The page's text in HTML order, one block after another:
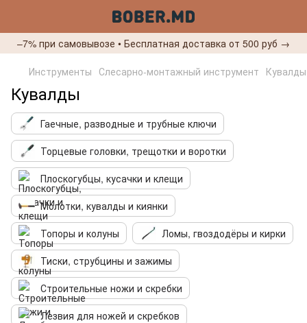
–7% при самовывозе • Бесплатная доставка от 500 руб →
Инструменты Слесарно-монтажный инструмент Кувалды
Кувалды
Гаечные, разводные и трубные ключи
Торцевые головки, трещотки и воротки
Плоскогубцы, кусачки и клещи
Молотки, кувалды и киянки
Топоры и колуны
Ломы, гвоздодёры и кирки
Тиски, струбцины и зажимы
Строительные ножи и скребки
Лезвия для ножей и скребков